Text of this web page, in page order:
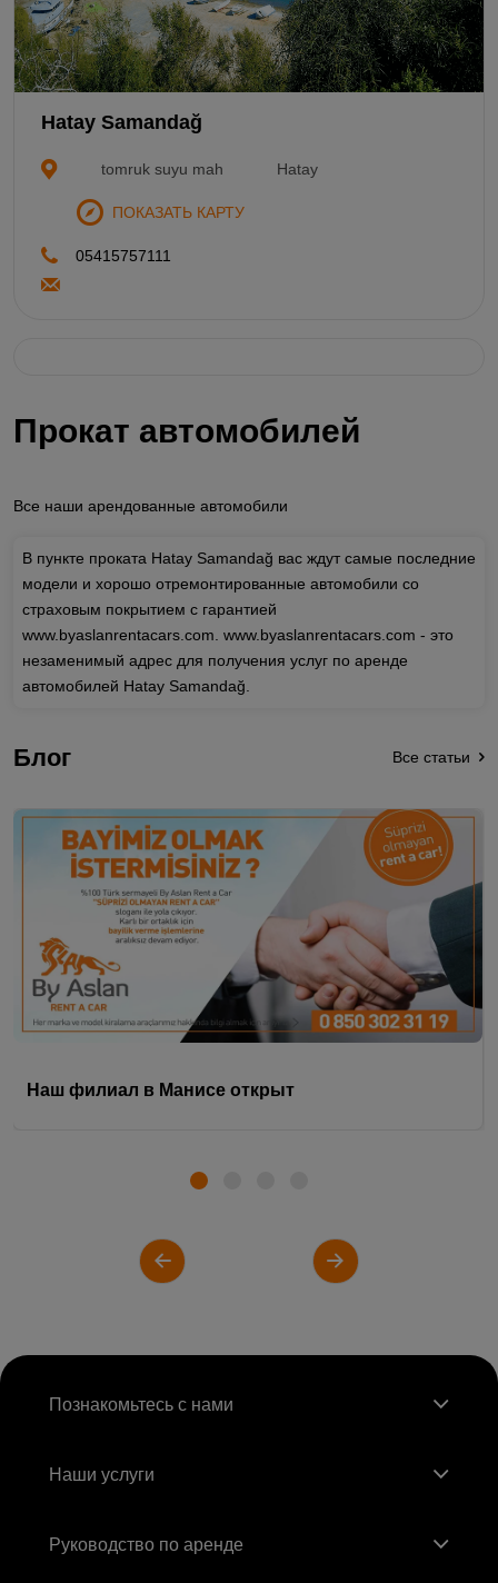
Прокат автомобилей
Все наши арендованные автомобили
В пункте проката Hatay Samandağ вас ждут самые последние
модели и хорошо отремонтированные автомобили со
страховым покрытием с гарантией
www.byaslanrentacars.com. www.byaslanrentacars.com - это
незаменимый адрес для получения услуг по аренде
автомобилей Hatay Samandağ.
Блог Все статьи
Наш филиал в Манисе открыт
Hatay Samandağ
tomruk suyu mah Hatay
ПОКАЗАТЬ КАРТУ
05415757111
Познакомьтесь с нами
Наши услуги
Руководство по аренде